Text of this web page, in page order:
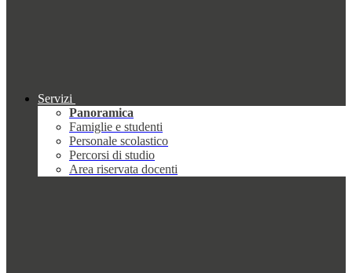
Servizi
Panoramica
Famiglie e studenti
Personale scolastico
Percorsi di studio
Area riservata docenti